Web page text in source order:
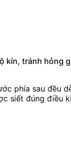
kín, tránh hỏng
phía sau đều
siết đúng điều